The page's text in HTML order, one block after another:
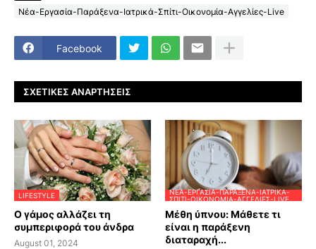
Νέα-Εργασία-Παράξενα-Ιατρικά-Σπίτι-Οικονομία-Αγγελίες-Live
Facebook
ΣΧΕΤΙΚΈΣ ΑΝΑΡΤΉΣΕΙΣ
LIFESTYLE
Ο γάμος αλλάζει τη
συμπεριφορά του άνδρα
August 01, 2024
ΝΈΑ-ΕΡΓΑΣΊΑ-ΠΑΡΆΞΕΝΑ-ΙΑΤΡΙΚΆ-
ΣΠΊΤΙ-ΟΙΚΟΝΟΜΊΑ-ΑΓΓΕΛΊΕΣ-LIVE
Μέθη ύπνου: Μάθετε τι
είναι η παράξενη
διαταραχή...